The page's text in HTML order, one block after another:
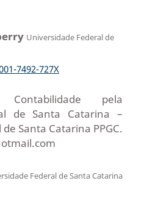
Universidade Federal de
7492-727X
pela
de Santa Catarina –
Santa Catarina PPGC.
Federal de Santa Catarina